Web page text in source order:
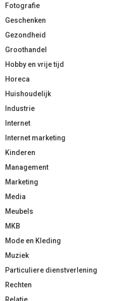
Fotografie
Geschenken
Gezondheid
Groothandel
Hobby en vrije tijd
Horeca
Huishoudelijk
Industrie
Internet
Internet marketing
Kinderen
Management
Marketing
Media
Meubels
MKB
Mode en Kleding
Muziek
Particuliere dienstverlening
Rechten
Relatie